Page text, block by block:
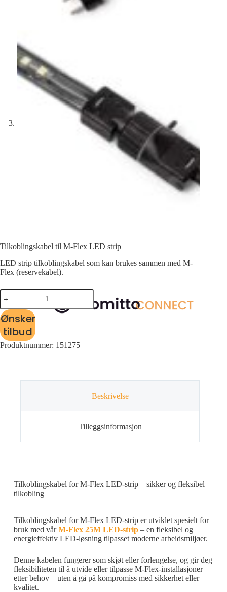
Tilkoblingskabel til M-Flex LED strip
LED strip tilkoblingskabel som kan brukes sammen med M-
Flex (reservekabel).
Ønsker
tilbud
Produktnummer: 151275
Beskrivelse
Tilleggsinformasjon
Tilkoblingskabel for M-Flex LED-strip – sikker og fleksibel
tilkobling
Tilkoblingskabel for M-Flex LED-strip er utviklet spesielt for
bruk med vårM-Flex 25M LED-strip– en fleksibel og
energieffektiv LED-løsning tilpasset moderne arbeidsmiljøer.
Denne kabelen fungerer som skjøt eller forlengelse, og gir deg
fleksibiliteten til å utvide eller tilpasse M-Flex-installasjoner
etter behov – uten å gå på kompromiss med sikkerhet eller
kvalitet.